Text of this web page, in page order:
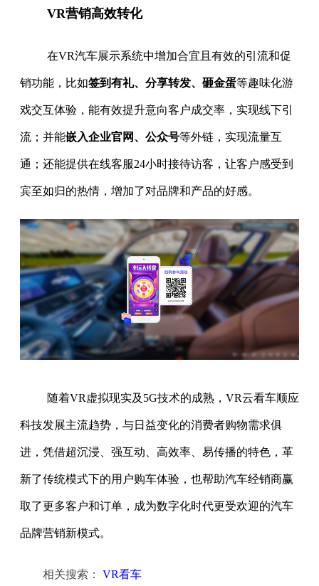
VR营销高效转化
在VR汽车展示系统中增加合宜且有效的引流和促
销功能，比如签到有礼、分享转发、砸金蛋等趣味化游
戏交互体验，能有效提升意向客户成交率，实现线下引
流；并能嵌入企业官网、公众号等外链，实现流量互
通；还能提供在线客服24小时接待访客，让客户感受到
宾至如归的热情，增加了对品牌和产品的好感。
随着VR虚拟现实及5G技术的成熟，VR云看车顺应
科技发展主流趋势，与日益变化的消费者购物需求俱
进，凭借超沉浸、强互动、高效率、易传播的特色，革
新了传统模式下的用户购车体验，也帮助汽车经销商赢
取了更多客户和订单，成为数字化时代更受欢迎的汽车
品牌营销新模式。
相关搜索： VR看车